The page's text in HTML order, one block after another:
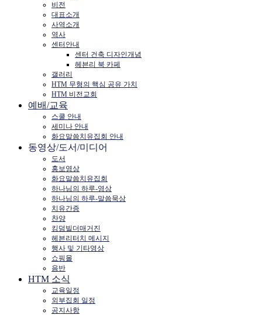
비전
대표소개
사역소개
역사
센터안내
센터 건축 디자인개념
헤븐리 북 카페
갤러리
HTM 무형의 핵심 공유 가치
HTM 비전교회
예배/교육
스쿨 안내
세미나 안내
화요말씀치유집회 안내
동영상/도서/미디어
도서
홍보영상
화요말씀치유집회
하나님의 하루-영상
하나님의 하루-말씀묵상
치유간증
찬양
킹덤빌더매거진
헤븐리터치 메시지
행사 및 기타영상
쇼핑몰
음반
HTM 소식
교육일정
외부집회 일정
공지사항